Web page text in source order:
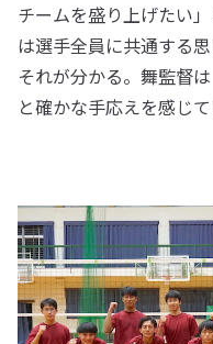
チームを盛り上げたい
は選手全員に共通する
それが分かる。舞監督
と確かな手応えを感じて